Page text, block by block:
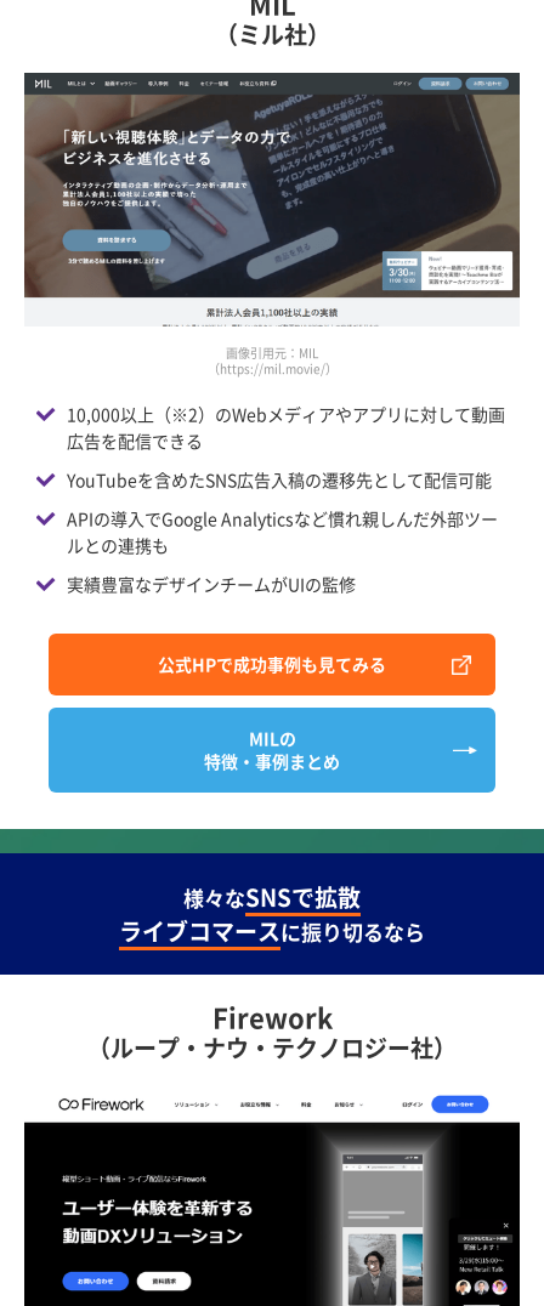
（ミル社）
画像引用元：MIL
（https://mil.movie/）
10,000以上（※2）のWebメディアやアプリに対して動画
広告を配信できる
YouTubeを含めたSNS広告入稿の遷移先として配信可能
APIの導入でGoogle Analyticsなど慣れ親しんだ外部ツー
ルとの連携も
実績豊富なデザインチームがUIの監修
公式HPで成功事例も見てみる
MILの
特徴・事例まとめ
様々なSNSで拡散
ライブコマースに振り切るなら
Firework
（ループ・ナウ・テクノロジー社）